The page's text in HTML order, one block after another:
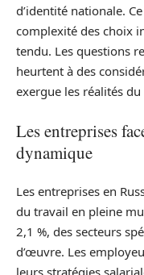
d’identité nationale.
complexité des choix
tendu. Les questions
heurtent à des
exergue les réalités du
Les entreprises
dynamique
Les entreprises en
du travail en pleine
2,1 %, des secteurs
d’œuvre. Les